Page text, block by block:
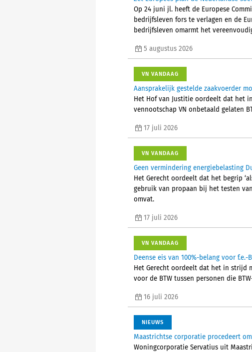
Op 24 juni jl. heeft de Europese
bedrijfsleven fors te verlagen en de
bedrijfsleven omarmt het
5 augustus 2026
VN VANDAAG
Aansprakelijk gestelde zaakvoerder
Het Hof van Justitie oordeelt dat het
vennootschap VN onbetaald gelaten
17 juli 2026
VN VANDAAG
Geen vermindering energiebelasting
Het Gerecht oordeelt dat het begrip
gebruik van propaan bij het testen
omvat.
17 juli 2026
VN VANDAAG
Deense eis van 100%-belang voor
Het Gerecht oordeelt dat het in strijd
voor de BTW tussen personen die
16 juli 2026
NIEUWS
Maastrichtse corporatie procedeert om
Woningcorporatie Servatius uit